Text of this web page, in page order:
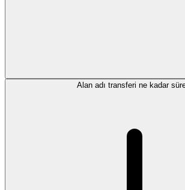
Alan adı transferi ne kadar